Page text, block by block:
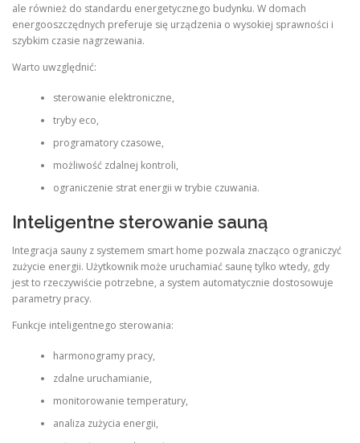
ale również do standardu energetycznego budynku. W domach
energooszczędnych preferuje się urządzenia o wysokiej sprawności i
szybkim czasie nagrzewania.
Warto uwzględnić:
sterowanie elektroniczne,
tryby eco,
programatory czasowe,
możliwość zdalnej kontroli,
ograniczenie strat energii w trybie czuwania.
Inteligentne sterowanie sauną
Integracja sauny z systemem smart home pozwala znacząco ograniczyć
zużycie energii. Użytkownik może uruchamiać saunę tylko wtedy, gdy
jest to rzeczywiście potrzebne, a system automatycznie dostosowuje
parametry pracy.
Funkcje inteligentnego sterowania:
harmonogramy pracy,
zdalne uruchamianie,
monitorowanie temperatury,
analiza zużycia energii,